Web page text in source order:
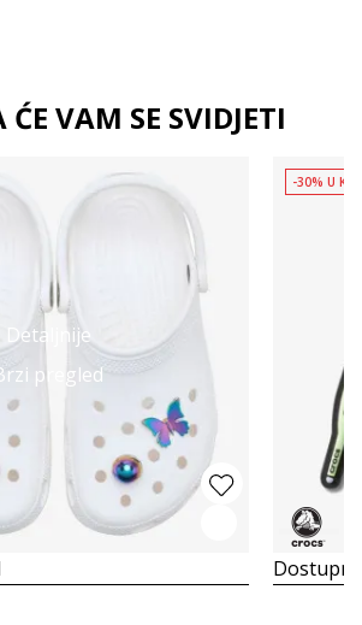
VAM SE SVIDJETI
Detaljnije
pregled
-30% U